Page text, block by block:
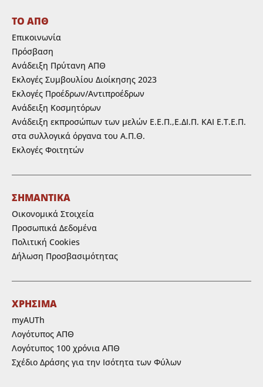
ΤΟ ΑΠΘ
Επικοινωνία
Πρόσβαση
Ανάδειξη Πρύτανη ΑΠΘ
Εκλογές Συμβουλίου Διοίκησης 2023
Εκλογές Προέδρων/Αντιπροέδρων
Ανάδειξη Κοσμητόρων
Ανάδειξη εκπροσώπων των μελών Ε.Ε.Π.,Ε.ΔΙ.Π. ΚΑΙ Ε.Τ.Ε.Π.
στα συλλογικά όργανα του Α.Π.Θ.
Εκλογές Φοιτητών
ΣΗΜΑΝΤΙΚΑ
Οικονομικά Στοιχεία
Προσωπικά Δεδομένα
Πολιτική Cookies
Δήλωση Προσβασιμότητας
ΧΡΗΣΙΜΑ
myAUTh
Λογότυπος ΑΠΘ
Λογότυπος 100 χρόνια ΑΠΘ
Σχέδιο Δράσης για την Ισότητα των Φύλων